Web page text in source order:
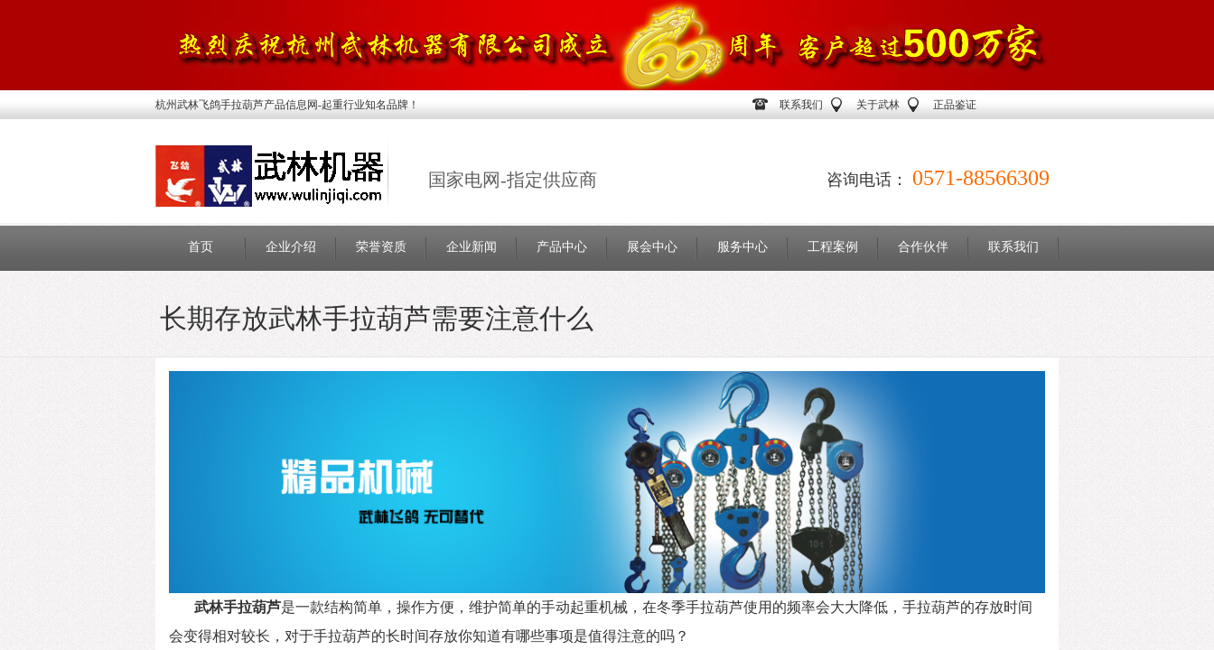
杭州武林飞鸽手拉葫芦产品信息网-起重行业知名品牌！ 联系我们 关于武林 正品鉴证
国家电网-指定供应商 咨询电话： 0571-88566309
首页 企业介绍 荣誉资质 企业新闻 产品中心 展会中心 服务中心 工程案例 合作伙伴 联系我们
长期存放武林手拉葫芦需要注意什么
武林手拉葫芦是一款结构简单，操作方便，维护简单的手动起重机械，在冬季手拉葫芦使用的频率会大大降低，手拉葫芦的存放时间
会变得相对较长，对于手拉葫芦的长时间存放你知道有哪些事项是值得注意的吗？